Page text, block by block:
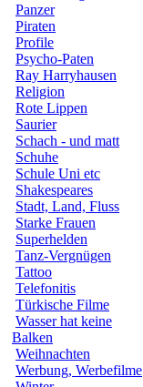
Panzer
Piraten
Profile
Psycho-Paten
Ray Harryhausen
Religion
Rote Lippen
Saurier
Schach - und matt
Schuhe
Schule Uni etc
Shakespeares
Stadt, Land, Fluss
Starke Frauen
Superhelden
Tanz-Vergnügen
Tattoo
Telefonitis
Türkische Filme
Wasser hat keine
Balken
Weihnachten
Werbung, Werbefilme